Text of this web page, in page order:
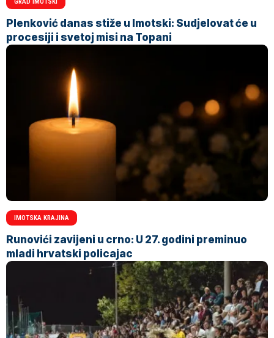
Plenković danas stiže u Imotski: Sudjelovat će u
procesiji i svetoj misi na Topani
IMOTSKA KRAJINA
Runovići zavijeni u crno: U 27. godini preminuo
mladi hrvatski policajac